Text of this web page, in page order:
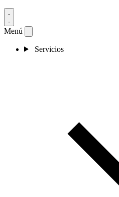
Menú
Servicios